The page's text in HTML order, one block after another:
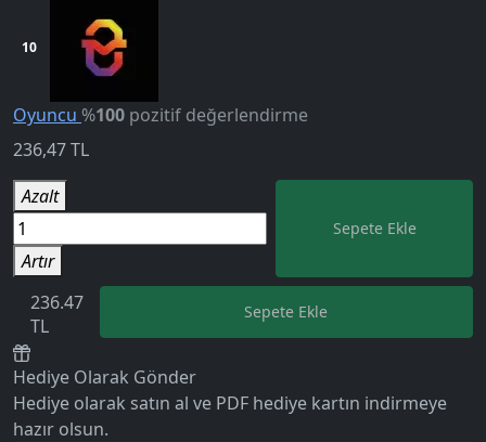
10
Oyuncu %100 pozitif değerlendirme
236,47TL
Azalt
Artır
Sepete Ekle
236.47
TL
Sepete Ekle
Hediye Olarak Gönder
Hediye olarak satın al ve PDF hediye kartın indirmeye
hazır olsun.